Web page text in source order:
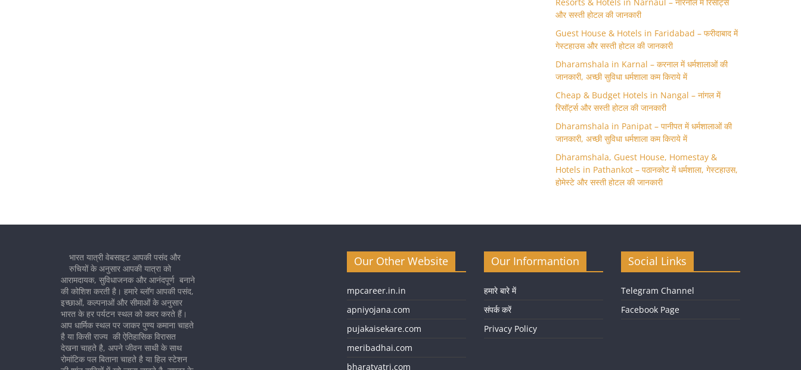
और सस्ती होटल की जानकारी
Guest House & Hotels in Faridabad – फरीदाबाद में
गेस्टहाउस और सस्ती होटल की जानकारी
Dharamshala in Karnal – करनाल में धर्मशालाओं की
जानकारी, अच्छी सुविधा धर्मशाला कम किराये में
Cheap & Budget Hotels in Nangal – नांगल में
रिसॉर्ट्स और सस्ती होटल की जानकारी
Dharamshala in Panipat – पानीपत में धर्मशालाओं की
जानकारी, अच्छी सुविधा धर्मशाला कम किराये में
Dharamshala, Guest House, Homestay &
Hotels in Pathankot – पठानकोट में धर्मशाला, गेस्टहाउस,
होमेस्टे और सस्ती होटल की जानकारी
भारत यात्री वेबसाइट आपकी पसंद और
रुचियों के अनुसार आपकी यात्रा को
आरामदायक, सुविधाजनक और आनंदपूर्ण बनाने
की कोशिश करती है। हमारे ब्लॉग आपकी पसंद,
इच्छाओं, कल्पनाओं और सीमाओं के अनुसार
भारत के हर पर्यटन स्थल को कवर करते हैं।
आप धार्मिक स्थल पर जाकर पुण्य कमाना चाहते
है या किसी राज्य की ऐतिहासिक विरासत
देखना चाहते है, अपने जीवन साथी के साथ
रोमांटिक पल बिताना चाहते है या हिल स्टेशन
Our Other Website
mpcareer.in.in
apniyojana.com
pujakaisekare.com
meribadhai.com
bharatyatri.com
Our Informantion
हमारे बारे में
संपर्क करें
Privacy Policy
Social Links
Telegram Channel
Facebook Page